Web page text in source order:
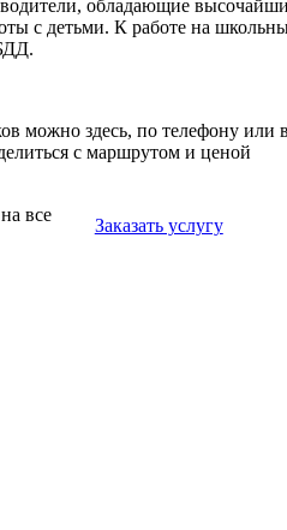
водители, обладающие
с детьми. К работе на
можно здесь, по телефону или в
с маршрутом и ценой
все
Заказать услугу